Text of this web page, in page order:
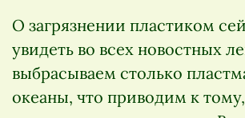
О загрязнении пластиком
увидеть во всех новостных
выбрасываем столько
океаны, что приводим к